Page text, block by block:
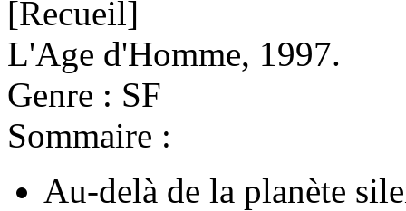
[Recueil]
L'Age d'Homme, 1997.
Genre : SF
Sommaire :
Au-delà de la planète